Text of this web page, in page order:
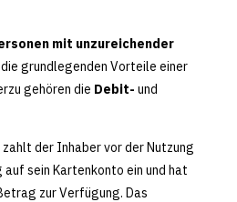
mit unzureichender
grundlegenden Vorteile einer
gehören die Debit- und
zahlt der Inhaber vor der Nutzung
sein Kartenkonto ein und hat
zur Verfügung. Das